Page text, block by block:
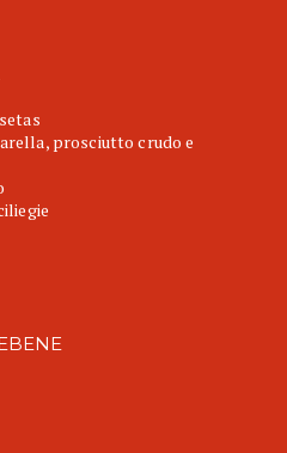
prosciutto crudo e